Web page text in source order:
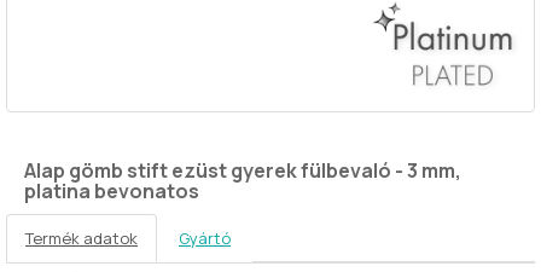
Alap gömb stift ezüst gyerek fülbevaló - 3 mm,
platina bevonatos
Termék adatok Gyártó